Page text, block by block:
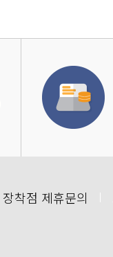
장착점 제휴문의